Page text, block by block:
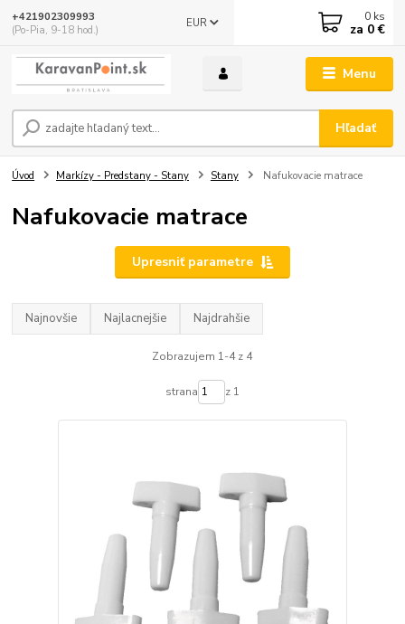
Menu
EUR
Hľadať
+421902309993
(Po-Pia, 9-18 hod.)
0 ks
za 0 €
Úvod Markízy - Predstany - Stany Stany Nafukovacie matrace
Nafukovacie matrace
Upresniť parametre
Najnovšie Najlacnejšie Najdrahšie
Zobrazujem 1-4 z 4
strana z 1